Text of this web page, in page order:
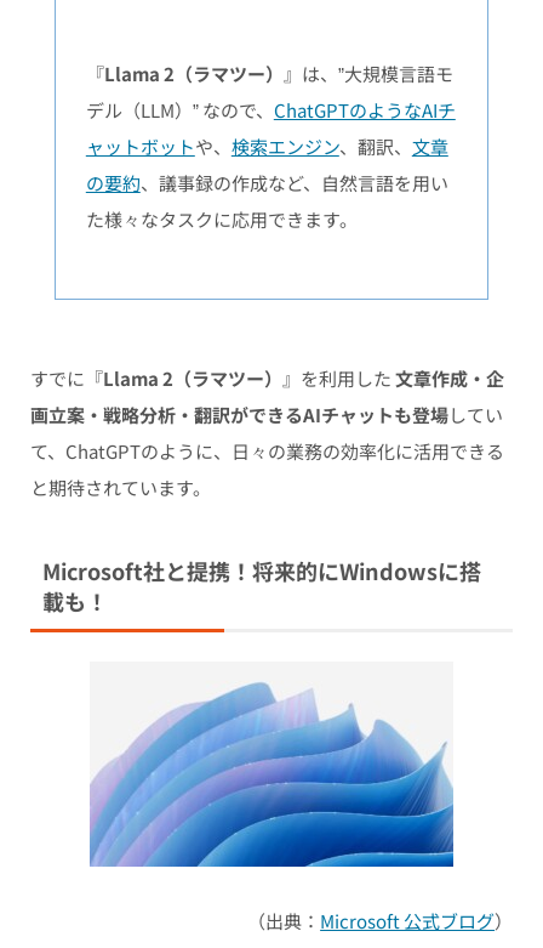
『Llama 2（ラマツー）
』は、”大規模言語モ
デル（LLM）” なので、 ChatGPTのようなAIチ
ャットボットや、 検索エンジン、翻訳、 文章
の要約、議事録の作成など、自然言語を用い
た様々なタスクに応用できます。
すでに『Llama 2（ラマツー） 』を利用した文章作成・企
画立案・戦略分析・翻訳ができるAIチャットも登場してい
て、ChatGPTのように、日々の業務の効率化に活用できる
と期待されています。
Microsoft社と提携！将来的にWindowsに搭
載も！
（出典： Microsoft 公式ブログ）